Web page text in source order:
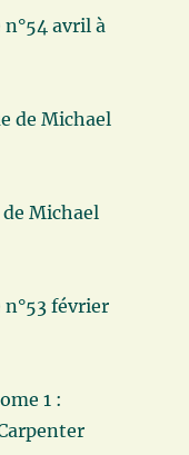
avril à
de Michael
Michael
février
1 :